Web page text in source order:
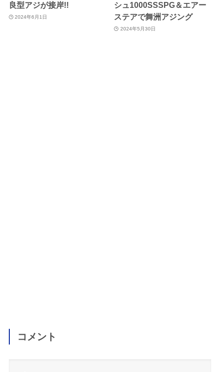
良型アジが接岸!!
2024年6月1日
シュ1000SSSPG＆エアー
ステアで舞洲アジング
2024年5月30日
コメント